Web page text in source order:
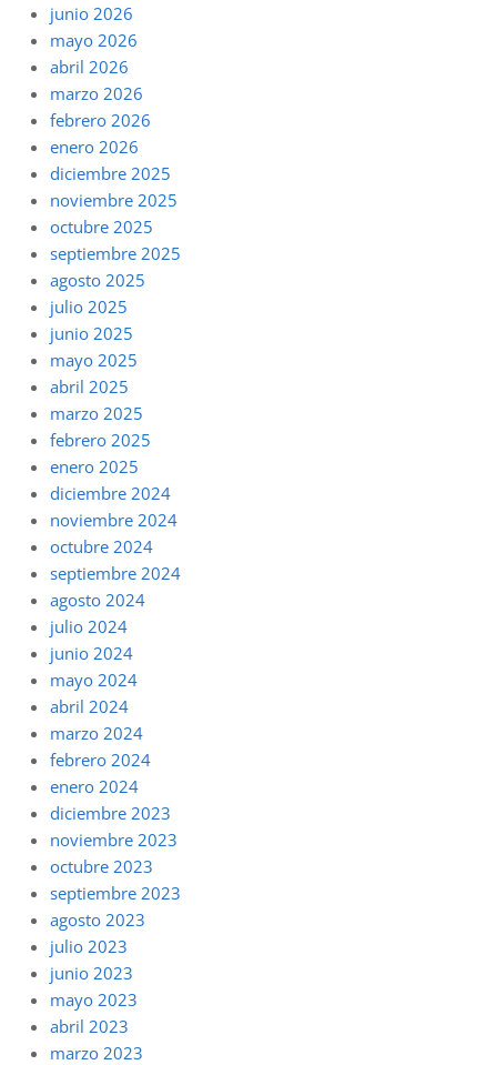
junio 2026
mayo 2026
abril 2026
marzo 2026
febrero 2026
enero 2026
diciembre 2025
noviembre 2025
octubre 2025
septiembre 2025
agosto 2025
julio 2025
junio 2025
mayo 2025
abril 2025
marzo 2025
febrero 2025
enero 2025
diciembre 2024
noviembre 2024
octubre 2024
septiembre 2024
agosto 2024
julio 2024
junio 2024
mayo 2024
abril 2024
marzo 2024
febrero 2024
enero 2024
diciembre 2023
noviembre 2023
octubre 2023
septiembre 2023
agosto 2023
julio 2023
junio 2023
mayo 2023
abril 2023
marzo 2023